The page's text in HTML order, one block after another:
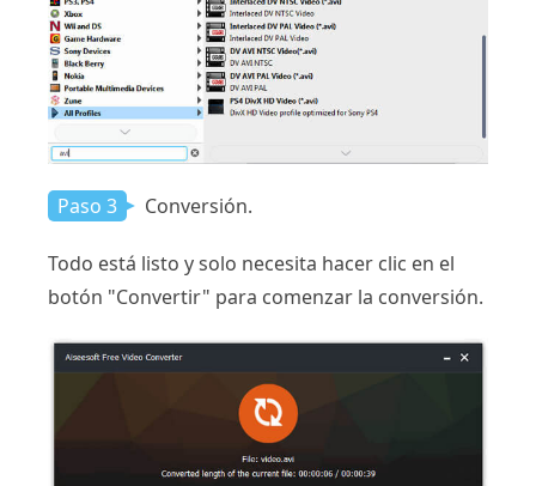
Paso 3 Conversión.
Todo está listo y solo necesita hacer clic en el
botón "Convertir" para comenzar la conversión.